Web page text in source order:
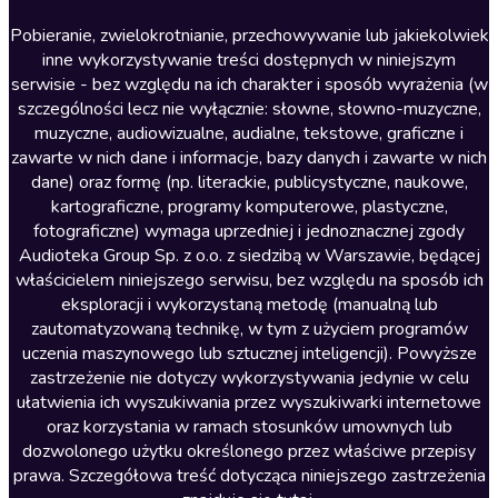
Literatura anglojęzyczna
Literatura faktu
Literatura obyczajowa
Literatura piękna obca
Literatura piękna polska
Nagrania relaksacyjne
Nauka języków
Nauki humanistyczne
Podcasty i audycje
Polityka
Prasa
Religia
Romans
Pobieranie, zwielokrotnianie, przechowywanie lub jakiekolwiek
inne wykorzystywanie treści dostępnych w niniejszym
serwisie - bez względu na ich charakter i sposób wyrażenia (w
szczególności lecz nie wyłącznie: słowne, słowno-muzyczne,
muzyczne, audiowizualne, audialne, tekstowe, graficzne i
zawarte w nich dane i informacje, bazy danych i zawarte w nich
dane) oraz formę (np. literackie, publicystyczne, naukowe,
kartograficzne, programy komputerowe, plastyczne,
fotograficzne) wymaga uprzedniej i jednoznacznej zgody
Audioteka Group Sp. z o.o. z siedzibą w Warszawie, będącej
właścicielem niniejszego serwisu, bez względu na sposób ich
eksploracji i wykorzystaną metodę (manualną lub
zautomatyzowaną technikę, w tym z użyciem programów
uczenia maszynowego lub sztucznej inteligencji). Powyższe
zastrzeżenie nie dotyczy wykorzystywania jedynie w celu
ułatwienia ich wyszukiwania przez wyszukiwarki internetowe
oraz korzystania w ramach stosunków umownych lub
dozwolonego użytku określonego przez właściwe przepisy
prawa. Szczegółowa treść dotycząca niniejszego zastrzeżenia